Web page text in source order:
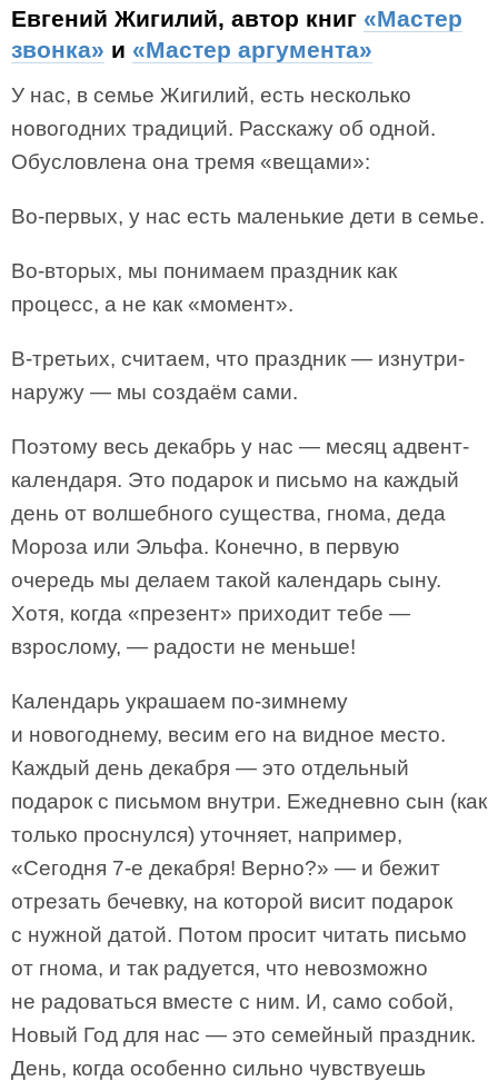
Евгений Жигилий, автор книг «Мастер
звонка» и «Мастер аргумента»
У нас, в семье Жигилий, есть несколько
новогодних традиций. Расскажу об одной.
Обусловлена она тремя «вещами»:
Во-первых, у нас есть маленькие дети в семье.
Во-вторых, мы понимаем праздник как
процесс, а не как «момент».
В-третьих, считаем, что праздник — изнутри-
наружу — мы создаём сами.
Поэтому весь декабрь у нас — месяц адвент-
календаря. Это подарок и письмо на каждый
день от волшебного существа, гнома, деда
Мороза или Эльфа. Конечно, в первую
очередь мы делаем такой календарь сыну.
Хотя, когда «презент» приходит тебе —
взрослому, — радости не меньше!
Календарь украшаем по-зимнему
и новогоднему, весим его на видное место.
Каждый день декабря — это отдельный
подарок с письмом внутри. Ежедневно сын (как
только проснулся) уточняет, например,
«Сегодня 7-е декабря! Верно?» — и бежит
отрезать бечевку, на которой висит подарок
с нужной датой. Потом просит читать письмо
от гнома, и так радуется, что невозможно
не радоваться вместе с ним. И, само собой,
Новый Год для нас — это семейный праздник.
День, когда особенно сильно чувствуешь